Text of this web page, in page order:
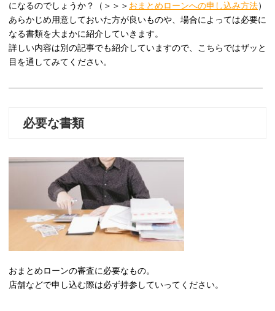
になるのでしょうか？（＞＞＞ おまとめローンへの申し込み方法）
あらかじめ用意しておいた方が良いものや、場合によっては必要に
なる書類を大まかに紹介していきます。
詳しい内容は別の記事でも紹介していますので、こちらではザッと
目を通してみてください。
必要な書類
おまとめローンの審査に必要なもの。
店舗などで申し込む際は必ず持参していってください。